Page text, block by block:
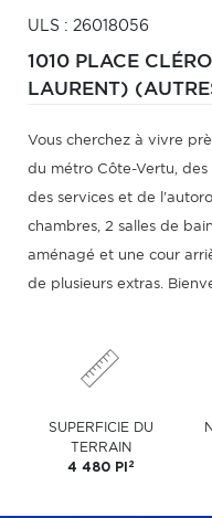
ULS : 26018056
1010 PLACE
LAURENT)
Vous cherchez à vivre
du métro Côte-Vertu, des
des services et de
chambres, 2 salles de
aménagé et une cour
de plusieurs extras.
SUPERFICIE DU
TERRAIN
4 480 PI 2